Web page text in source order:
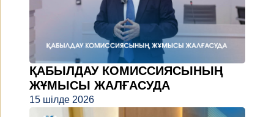
ҚАБЫЛДАУ КОМИССИЯСЫНЫҢ
ЖҰМЫСЫ ЖАЛҒАСУДА
15 шілде 2026